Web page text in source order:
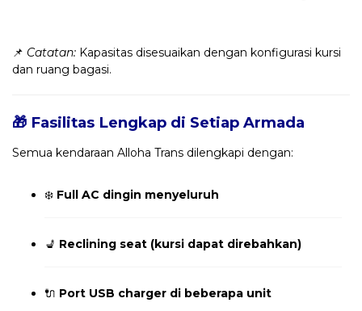
📌 Catatan: Kapasitas disesuaikan dengan konfigurasi kursi
dan ruang bagasi.
🎁 Fasilitas Lengkap di Setiap Armada
Semua kendaraan Alloha Trans dilengkapi dengan:
❄️ Full AC dingin menyeluruh
💺 Reclining seat (kursi dapat direbahkan)
🔌 Port USB charger di beberapa unit